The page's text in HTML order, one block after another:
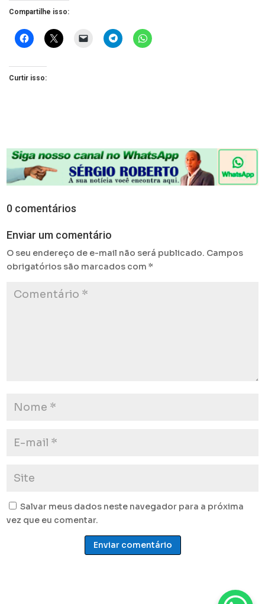
Compartilhe isso:
Curtir isso:
0 comentários
Enviar um comentário
O seu endereço de e-mail não será publicado. Campos
obrigatórios são marcados com*
Salvar meus dados neste navegador para a próxima
vez que eu comentar.
Enviar comentário